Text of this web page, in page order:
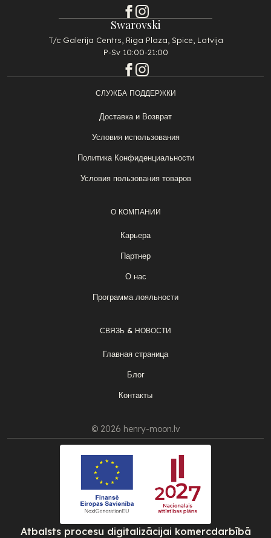
Swarovski
T/c Galerija Centrs, Riga Plaza, Spice, Latvija
P-Sv 10:00-21:00
СЛУЖБА ПОДДЕРЖКИ
Доставка и Возврат
Условия использования
Политика Конфиденциальности
Условия пользования товаров
О КОМПАНИИ
Карьера
Партнер
О нас
Программа лояльности
СВЯЗЬ & НОВОСТИ
Главная страница
Блог
Контакты
© 2026 henry-moon.lv
Atbalsts procesu digitalizācijai komercdarbībā